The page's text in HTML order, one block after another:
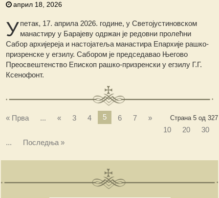
април 18, 2026
Упетак, 17. априла 2026. године, у Светојустиновском
манастиру у Барајеву одржан је редовни пролећни
Сабор архијереја и настојатеља манастира Епархије рашко-
призренске у егзилу. Сабором је председавао Његово
Преосвештенство Епископ рашко-призренски у егзилу Г.Г.
Ксенофонт.
Страна 5 од 327
« Прва ... « 3 4 5 6 7
»
10
20
30
...
Последња »